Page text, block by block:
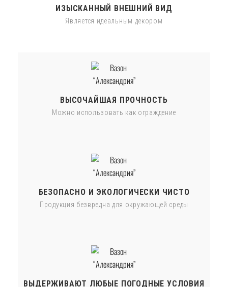
ИЗЫСКАННЫЙ ВНЕШНИЙ ВИД
Является идеальным декором
ВЫСОЧАЙШАЯ ПРОЧНОСТЬ
Можно использовать как ограждение
БЕЗОПАСНО И ЭКОЛОГИЧЕСКИ ЧИСТО
Продукция безвредна для окружающей среды
ВЫДЕРЖИВАЮТ ЛЮБЫЕ ПОГОДНЫЕ УСЛОВИЯ